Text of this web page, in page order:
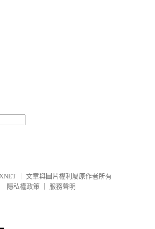
文章與圖片權利屬原作者所有
隱私權政策
服務聲明